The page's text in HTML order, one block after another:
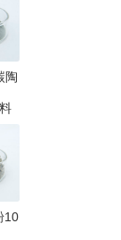
陶
10